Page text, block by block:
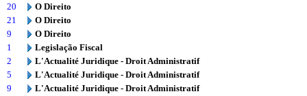
20
O Direito
21
O Direito
9
O Direito
1
Legislação Fiscal
2
L'Actualité Juridique - Droit Administratif
5
L'Actualité Juridique - Droit Administratif
9
L'Actualité Juridique - Droit Administratif